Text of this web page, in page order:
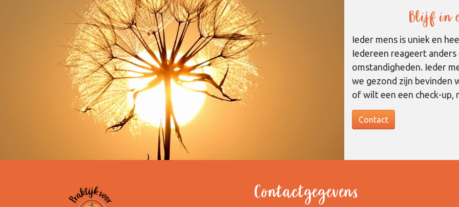
Blijf in
Ieder mens is uniek en
Iedereen reageert
omstandigheden. Ieder
we gezond zijn bevinden
of wilt een een check-up,
Contact
Contactgegevens